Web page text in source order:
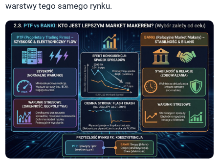
warstwy tego samego rynku.